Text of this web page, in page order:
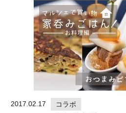
2017.02.17 コラボ